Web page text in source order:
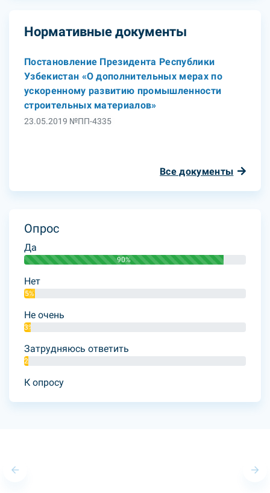
Нормативные документы
Постановление Президента Республики
Узбекистан «О дополнительных мерах по
ускоренному развитию промышленности
строительных материалов»
23.05.2019 №ПП-4335
Все документы
Опрос
Да
90%
Нет
5%
Не очень
3%
Затрудняюсь ответить
2%
К опросу